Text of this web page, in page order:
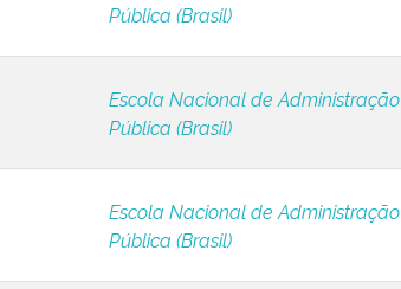
Pública (Brasil)
Escola Nacional de Administração
Pública (Brasil)
Escola Nacional de Administração
Pública (Brasil)